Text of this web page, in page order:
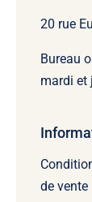
20 rue
Bureau
mardi et
de vente